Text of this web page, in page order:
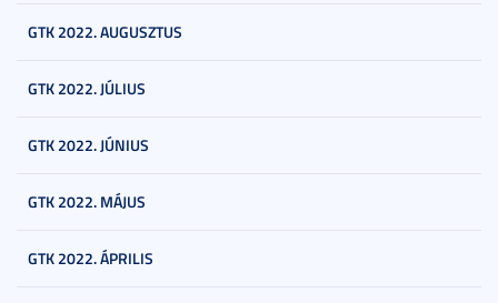
GTK 2022. AUGUSZTUS
GTK 2022. JÚLIUS
GTK 2022. JÚNIUS
GTK 2022. MÁJUS
GTK 2022. ÁPRILIS